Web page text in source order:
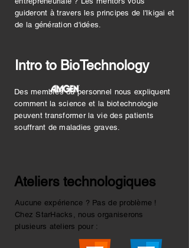
guideront à travers les principes de l'Ikigai et
de la génération d'idées.
Intro to BioTechnology
Des membres du personnel nous expliquent
comment la science et la biotechnologie
peuvent transformer la vie des patients
souffrant de maladies graves.
Ateliers technologiques
Aucune expérience ? Pas de problème !
Chez StarHacks, nous organiserons
plusieurs ateliers pour :